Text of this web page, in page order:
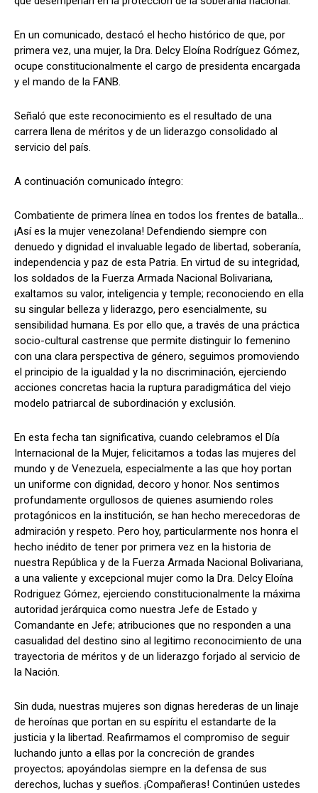
En un comunicado, destacó el hecho histórico de que, por
primera vez, una mujer, la Dra. Delcy Eloína Rodríguez Gómez,
ocupe constitucionalmente el cargo de presidenta encargada
y el mando de la FANB.
Señaló que este reconocimiento es el resultado de una
carrera llena de méritos y de un liderazgo consolidado al
servicio del país.
A continuación comunicado íntegro:
Combatiente de primera línea en todos los frentes de batalla...
¡Así es la mujer venezolana! Defendiendo siempre con
denuedo y dignidad el invaluable legado de libertad, soberanía,
independencia y paz de esta Patria. En virtud de su integridad,
los soldados de la Fuerza Armada Nacional Bolivariana,
exaltamos su valor, inteligencia y temple; reconociendo en ella
su singular belleza y liderazgo, pero esencialmente, su
sensibilidad humana. Es por ello que, a través de una práctica
socio-cultural castrense que permite distinguir lo femenino
con una clara perspectiva de género, seguimos promoviendo
el principio de la igualdad y la no discriminación, ejerciendo
acciones concretas hacia la ruptura paradigmática del viejo
modelo patriarcal de subordinación y exclusión.
‎En esta fecha tan significativa, cuando celebramos el Día
Internacional de la Mujer, felicitamos a todas las mujeres del
mundo y de Venezuela, especialmente a las que hoy portan
un uniforme con dignidad, decoro y honor. Nos sentimos
profundamente orgullosos de quienes asumiendo roles
protagónicos en la institución, se han hecho merecedoras de
admiración y respeto. Pero hoy, particularmente nos honra el
hecho inédito de tener por primera vez en la historia de
nuestra República y de la Fuerza Armada Nacional Bolivariana,
a una valiente y excepcional mujer como la Dra. Delcy Eloína
Rodriguez Gómez, ejerciendo constitucionalmente la máxima
autoridad jerárquica como nuestra Jefe de Estado y
Comandante en Jefe; atribuciones que no responden a una
casualidad del destino sino al legitimo reconocimiento de una
trayectoria de méritos y de un liderazgo forjado al servicio de
la Nación.
‎Sin duda, nuestras mujeres son dignas herederas de un linaje
de heroínas que portan en su espíritu el estandarte de la
justicia y la libertad. Reafirmamos el compromiso de seguir
luchando junto a ellas por la concreción de grandes
proyectos; apoyándolas siempre en la defensa de sus
derechos, luchas y sueños. ¡Compañeras! Continúen ustedes